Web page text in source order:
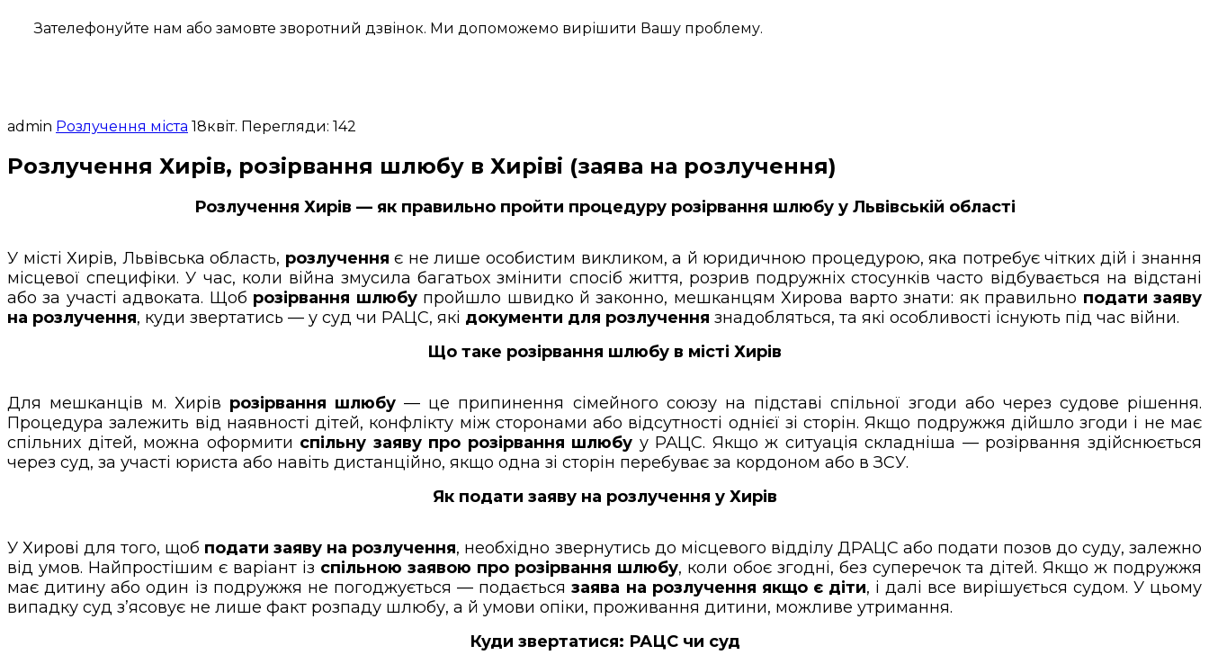
Зателефонуйте нам або замовте зворотний дзвінок. Ми допоможемо вирішити Вашу проблему.
admin Розлучення міста 18квіт. Перегляди: 142
Розлучення Хирів, розірвання шлюбу в Хиріві (заява на розлучення)
Розлучення Хирів — як правильно пройти процедуру розірвання шлюбу у Львівській області
У місті Хирів, Львівська область, розлучення є не лише особистим викликом, а й юридичною процедурою, яка потребує чітких дій і знання
місцевої специфіки. У час, коли війна змусила багатьох змінити спосіб життя, розрив подружніх стосунків часто відбувається на відстані
або за участі адвоката. Щоб розірвання шлюбупройшло швидко й законно, мешканцям Хирова варто знати: як правильно подати заяву
на розлучення, куди звертатись — у суд чи РАЦС, які документи для розлучення знадобляться, та які особливості існують під час війни.
Що таке розірвання шлюбу в місті Хирів
Для мешканців м. Хирів розірвання шлюбу — це припинення сімейного союзу на підставі спільної згоди або через судове рішення.
Процедура залежить від наявності дітей, конфлікту між сторонами або відсутності однієї зі сторін. Якщо подружжя дійшло згоди і не має
спільних дітей, можна оформити спільну заяву про розірвання шлюбу у РАЦС. Якщо ж ситуація складніша — розірвання здійснюється
через суд, за участі юриста або навіть дистанційно, якщо одна зі сторін перебуває за кордоном або в ЗСУ.
Як подати заяву на розлучення у Хирів
У Хирові для того, щоб подати заяву на розлучення, необхідно звернутись до місцевого відділу ДРАЦС або подати позов до суду, залежно
від умов. Найпростішим є варіант із спільною заявою про розірвання шлюбу, коли обоє згодні, без суперечок та дітей. Якщо ж подружжя
має дитину або один із подружжя не погоджується — подаєтьсязаява на розлучення якщо є діти, і далі все вирішується судом. У цьому
випадку суд з’ясовує не лише факт розпаду шлюбу, а й умови опіки, проживання дитини, можливе утримання.
Куди звертатися: РАЦС чи суд